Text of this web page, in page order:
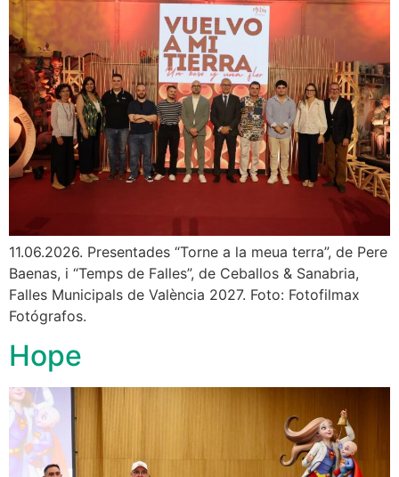
11.06.2026. Presentades “Torne a la meua terra”, de Pere
Baenas, i “Temps de Falles”, de Ceballos & Sanabria,
Falles Municipals de València 2027. Foto: Fotofilmax
Fotógrafos.
Hope